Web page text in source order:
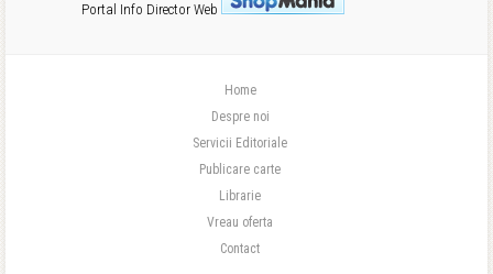
Portal Info Director Web
Home
Despre noi
Servicii Editoriale
Publicare carte
Librarie
Vreau oferta
Contact